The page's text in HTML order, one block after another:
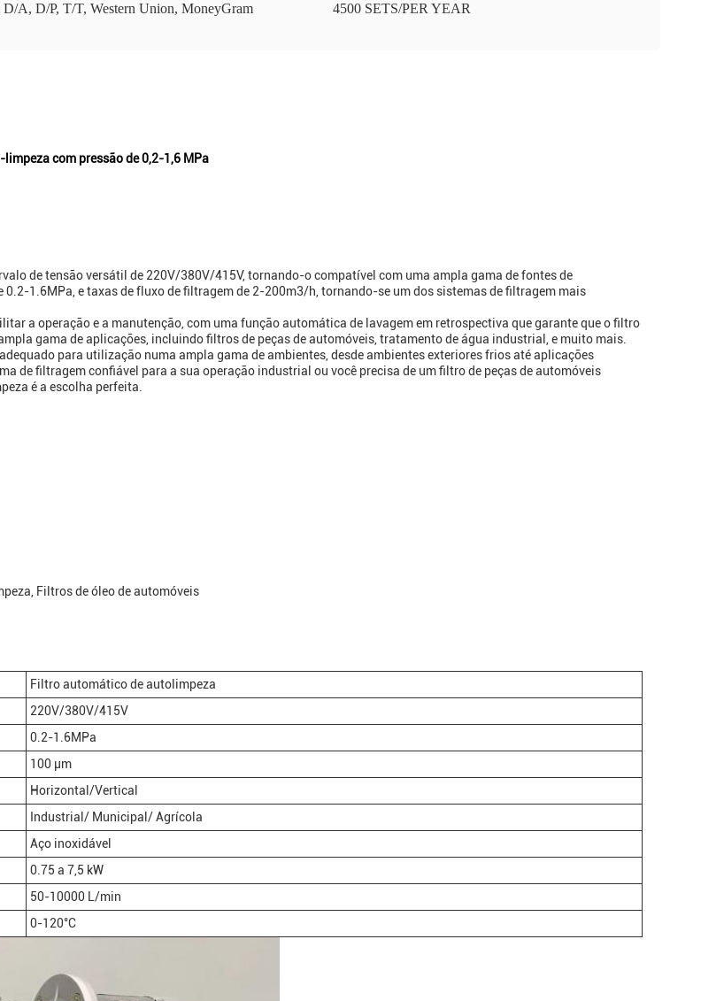
A, D/P, T/T, Western Union, MoneyGram 4500 SETS/PER YEAR
com pressão de 0,2-1,6 MPa
de tensão versátil de 220V/380V/415V, tornando-o compatível com uma ampla gama de fontes de
1.6MPa, e taxas de fluxo de filtragem de 2-200m3/h, tornando-se um dos sistemas de filtragem mais
a operação e a manutenção, com uma função automática de lavagem em retrospectiva que garante que o filtro
gama de aplicações, incluindo filtros de peças de automóveis, tratamento de água industrial, e muito mais.
para utilização numa ampla gama de ambientes, desde ambientes exteriores frios até aplicações
de filtragem confiável para a sua operação industrial ou você precisa de um filtro de peças de automóveis
é a escolha perfeita.
Filtros de óleo de automóveis
Filtro automático de autolimpeza
220V/380V/415V
0.2-1.6MPa
100 μm
Horizontal/Vertical
Industrial/ Municipal/ Agrícola
Aço inoxidável
0.75 a 7,5 kW
50-10000 L/min
0-120°C